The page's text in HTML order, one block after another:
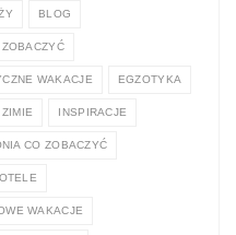
BLOG
WAKACJE EGZOTYKA
INSPIRACJE
CO ZOBACZYĆ
WAKACJE